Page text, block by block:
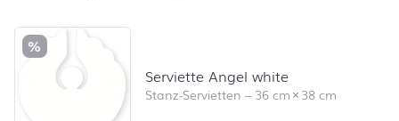
Skip product list and jump to product filter
%
Serviette Angel white
Stanz-Servietten –36 cm×38 cm